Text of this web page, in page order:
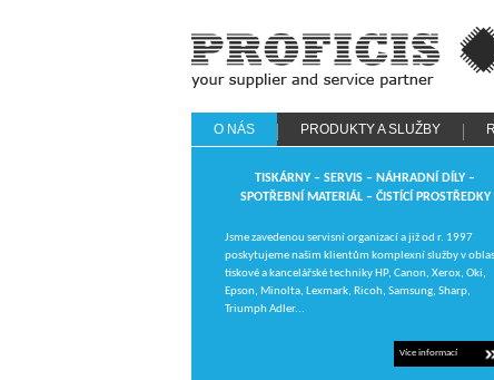
PROFICIS - Profesionální
čištění kancelářské
O NÁS PRODUKTY A SLUŽBY
TISKÁRNY – SERVIS – NÁHRADNÍ DÍLY –
SPOTŘEBNÍ MATERIÁL – ČISTÍCÍ PROSTŘEDKY
Jsme zavedenou servisní organizací a již od r. 1997
poskytujeme našim klientům komplexní služby v
tiskové a kancelářské techniky HP, Canon, Xerox, Oki,
Epson, Minolta, Lexmark, Ricoh, Samsung, Sharp,
Triumph Adler...
Více informací